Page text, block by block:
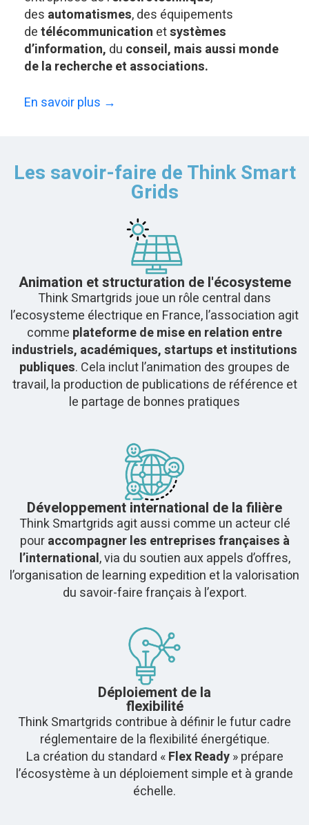
des automatismes, des équipements
detélécommunication etsystèmes
d’information, du conseil, mais aussi monde
de la recherche et associations.
En savoir plus →
Les savoir-faire de Think Smart
Grids
Animation et structuration de l'écosysteme
Think Smartgrids joue un rôle central dans
l’ecosysteme électrique en France, l’association agit
comme plateforme de mise en relation entre
industriels, académiques, startups et institutions
publiques. Cela inclut l’animation des groupes de
travail, la production de publications de référence et
le partage de bonnes pratiques
Développement international de la filière
Think Smartgrids agit aussi comme un acteur clé
pouraccompagner les entreprises françaises à
l’international, via du soutien aux appels d’offres,
l’organisation de learning expedition et la valorisation
du savoir-faire français à l’export.
Déploiement de la
flexibilité
Think Smartgrids contribue à définir le futur cadre
réglementaire de la flexibilité énergétique.
La création du standard «Flex Ready» prépare
l’écosystème à un déploiement simple et à grande
échelle.